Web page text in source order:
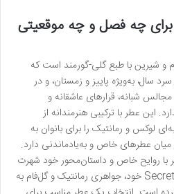
برای چه فصل و چه موقعیتی
و شیرین با طبع گلی-گورمند است که
سال، به‌ویژه پاییز و زمستان، و در
شبانه، قرارهای عاشقانه و
این عطر با ترکیبی هنرمندانه از
لوکس و رمانتیک را برای بانوان به
میان عطرهای خاص و به‌یادماندنی دارد.
با روایح خاص و داستان‌محور خود شهرت
یافته است، در مجموعه Secret Garden خود، جواهری رمانتیک و گل‌فام به